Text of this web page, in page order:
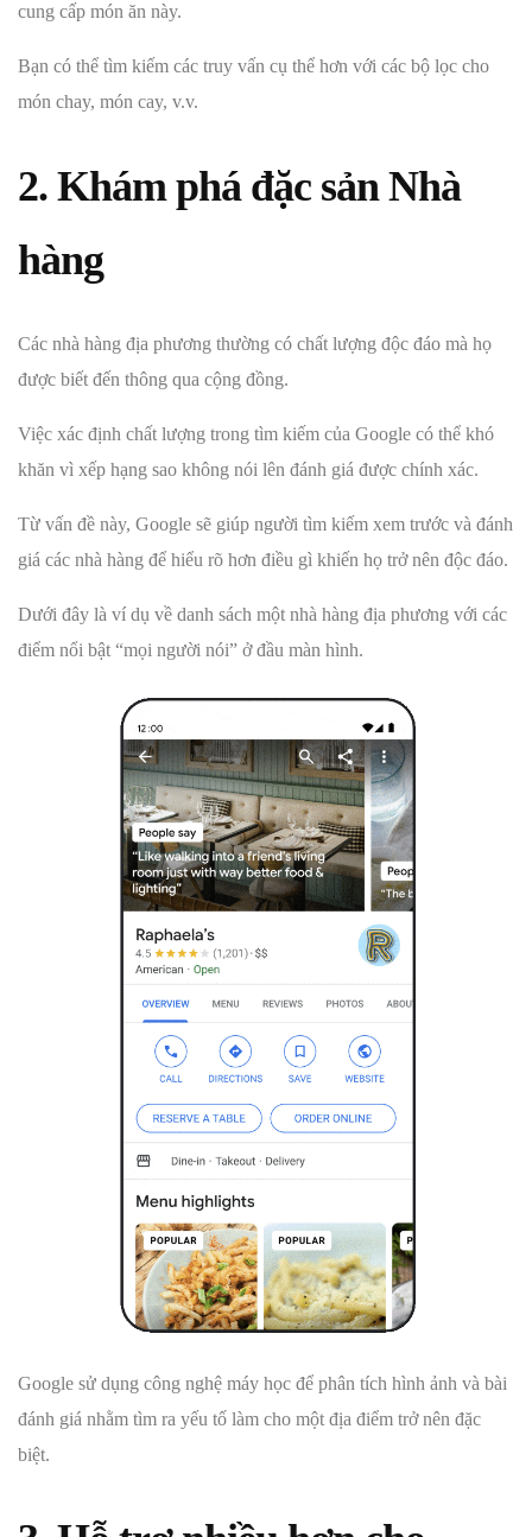
cung cấp món ăn này.
Bạn có thể tìm kiếm các truy vấn cụ thể hơn với các bộ lọc cho
món chay, món cay, v.v.
2. Khám phá đặc sản Nhà
hàng
Các nhà hàng địa phương thường có chất lượng độc đáo mà họ
được biết đến thông qua cộng đồng.
Việc xác định chất lượng trong tìm kiếm của Google có thể khó
khăn vì xếp hạng sao không nói lên đánh giá được chính xác.
Từ vấn đề này, Google sẽ giúp người tìm kiếm xem trước và đánh
giá các nhà hàng để hiểu rõ hơn điều gì khiến họ trở nên độc đáo.
Dưới đây là ví dụ về danh sách một nhà hàng địa phương với các
điểm nổi bật “mọi người nói” ở đầu màn hình.
Google sử dụng công nghệ máy học để phân tích hình ảnh và bài
đánh giá nhằm tìm ra yếu tố làm cho một địa điểm trở nên đặc
biệt.